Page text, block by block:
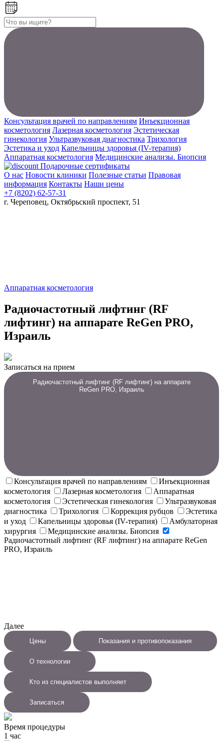
Консультация врачей по направлениям Инъекционная
косметология Лазерная косметология Эстетическая
гинекология Ультразвуковая диагностика Трихология
Эстетика и уход Капельницы здоровья (IV-терапия)
Аппаратная косметология Медицинские анализы. Биопсия
Подарочные сертификаты
О нас Новости клиники Полезные статьи Правовая
информация Контакты Наши цены
+7 (8202) 62-57-31
г. Череповец, Октябрьский проспект, 51
Аппаратная косметология
Радиочастотный лифтинг (RF
лифтинг) на аппарате ReGen PRO,
Израиль
Записаться на прием
Радиочастотный лифтинг (RF лифтинг) на аппарате
ReGen PRO, Израиль
Консультация врачей по направлениям
Инъекционная
косметология
Лазерная косметология
Аппаратная
косметология
Эстетическая гинекология
Ультразвуковая
диагностика
Трихология Коррекция рубцов
Эстетика
и уход
Капельницы здоровья (IV-терапия)
Амбулаторная
хирургия
Медицинские анализы. Биопсия
Радиочастотный лифтинг (RF лифтинг) на аппарате ReGen
PRO, Израиль
Далее
Цены Показания и противопоказания
О технологии
Кто из специалистов выполняет
Записаться
Время процедуры
1 час